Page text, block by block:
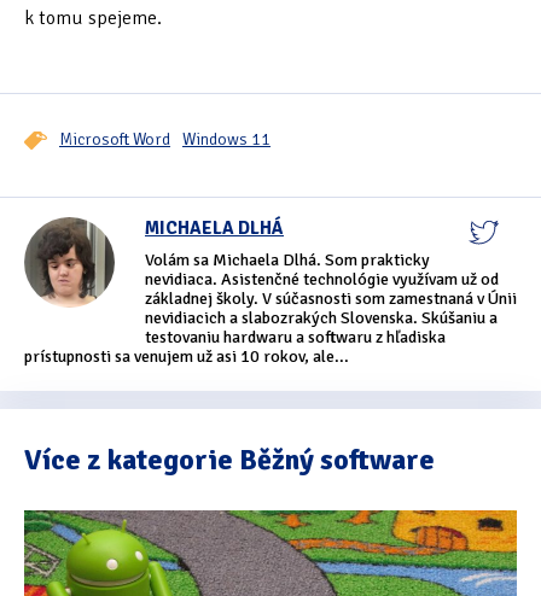
k tomu spejeme.
Microsoft Word Windows 11
MICHAELA DLHÁ
Volám sa Michaela Dlhá. Som prakticky
nevidiaca. Asistenčné technológie využívam už od
základnej školy. V súčasnosti som zamestnaná v Únii
nevidiacich a slabozrakých Slovenska. Skúšaniu a
testovaniu hardwaru a softwaru z hľadiska
prístupnosti sa venujem už asi 10 rokov, ale...
Více z kategorie Běžný software